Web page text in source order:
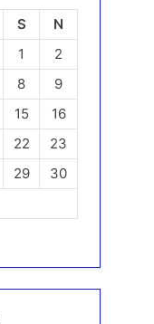
S
N
1
2
8
9
15
16
22
23
29
30